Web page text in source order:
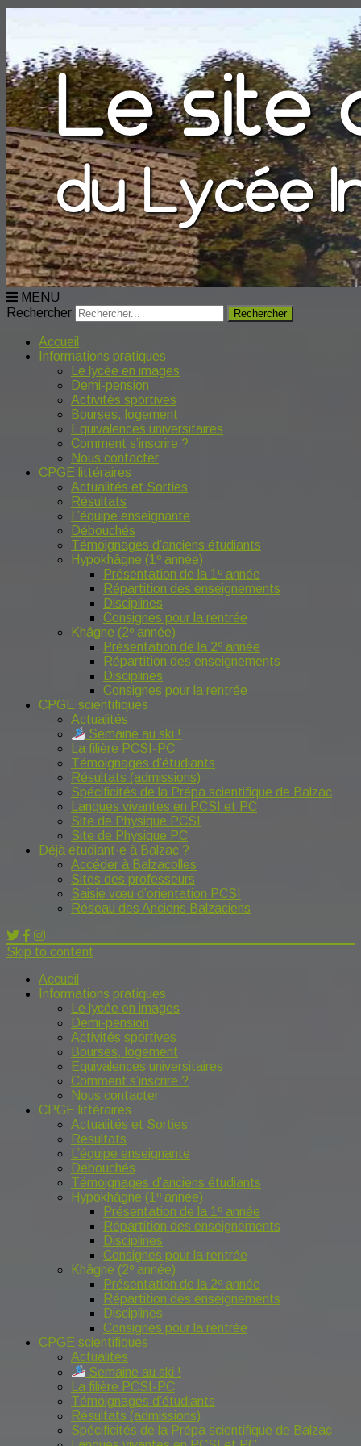
MENU
Rechercher
Accueil
Informations pratiques
Le lycée en images
Demi-pension
Activités sportives
Bourses, logement
Equivalences universitaires
Comment s’inscrire ?
Nous contacter
CPGE littéraires
Actualités et Sorties
Résultats
L’équipe enseignante
Débouchés
Témoignages d’anciens étudiants
Hypokhâgne (1º année)
Présentation de la 1º année
Répartition des enseignements
Disciplines
Consignes pour la rentrée
Khâgne (2º année)
Présentation de la 2º année
Répartition des enseignements
Disciplines
Consignes pour la rentrée
CPGE scientifiques
Actualités
Semaine au ski !
La filière PCSI-PC
Témoignages d’étudiants
Résultats (admissions)
Spécificités de la Prépa scientifique de Balzac
Langues vivantes en PCSI et PC
Site de Physique PCSI
Site de Physique PC
Déjà étudiant·e à Balzac ?
Accéder à Balzacolles
Sites des professeurs
Saisie vœu d’orientation PCSI
Réseau des Anciens Balzaciens
Skip to content
Accueil
Informations pratiques
Le lycée en images
Demi-pension
Activités sportives
Bourses, logement
Equivalences universitaires
Comment s’inscrire ?
Nous contacter
CPGE littéraires
Actualités et Sorties
Résultats
L’équipe enseignante
Débouchés
Témoignages d’anciens étudiants
Hypokhâgne (1º année)
Présentation de la 1º année
Répartition des enseignements
Disciplines
Consignes pour la rentrée
Khâgne (2º année)
Présentation de la 2º année
Répartition des enseignements
Disciplines
Consignes pour la rentrée
CPGE scientifiques
Actualités
Semaine au ski !
La filière PCSI-PC
Témoignages d’étudiants
Résultats (admissions)
Spécificités de la Prépa scientifique de Balzac